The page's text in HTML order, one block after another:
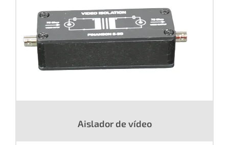
Aislador de vídeo